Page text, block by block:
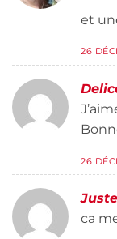
et
26
26
Juste
ca